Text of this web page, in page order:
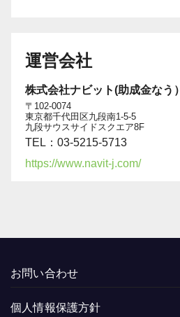
運営会社
株式会社ナビット(助成金なう）
〒102-0074
東京都千代田区九段南1-5-5
九段サウスサイドスクエア8F
TEL：03-5215-5713
https://www.navit-j.com/
お問い合わせ
個人情報保護方針